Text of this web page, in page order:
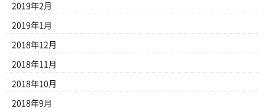
2019年2月
2019年1月
2018年12月
2018年11月
2018年10月
2018年9月